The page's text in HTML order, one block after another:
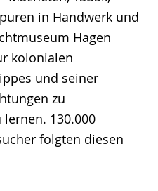
in Handwerk und
Hagen
kolonialen
und seiner
zu
130.000
folgten diesen